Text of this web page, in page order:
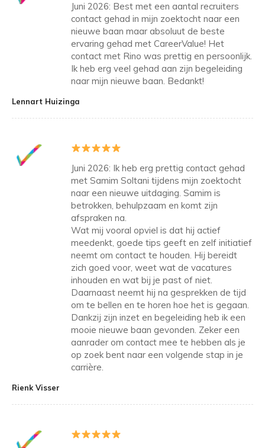
Juni 2026: Best met een aantal recruiters
contact gehad in mijn zoektocht naar een
nieuwe baan maar absoluut de beste
ervaring gehad met CareerValue! Het
contact met Rino was prettig en persoonlijk.
Ik heb erg veel gehad aan zijn begeleiding
naar mijn nieuwe baan. Bedankt!
Lennart Huizinga
Juni 2026: Ik heb erg prettig contact gehad
met Samim Soltani tijdens mijn zoektocht
naar een nieuwe uitdaging. Samim is
betrokken, behulpzaam en komt zijn
afspraken na.
Wat mij vooral opviel is dat hij actief
meedenkt, goede tips geeft en zelf initiatief
neemt om contact te houden. Hij bereidt
zich goed voor, weet wat de vacatures
inhouden en wat bij je past of niet.
Daarnaast neemt hij na gesprekken de tijd
om te bellen en te horen hoe het is gegaan.
Dankzij zijn inzet en begeleiding heb ik een
mooie nieuwe baan gevonden. Zeker een
aanrader om contact mee te hebben als je
op zoek bent naar een volgende stap in je
carrière.
Rienk Visser